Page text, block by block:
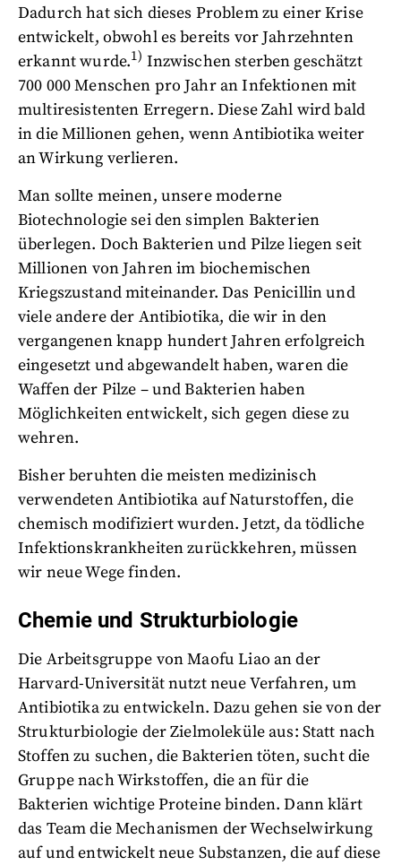
Dadurch hat sich dieses Problem zu einer Krise
entwickelt, obwohl es bereits vor Jahrzehnten
erkannt wurde.1) Inzwischen sterben geschätzt
700 000 Menschen pro Jahr an Infektionen mit
multiresistenten Erregern. Diese Zahl wird bald
in die Millionen gehen, wenn Antibiotika weiter
an Wirkung verlieren.
Man sollte meinen, unsere moderne
Biotechnologie sei den simplen Bakterien
überlegen. Doch Bakterien und Pilze liegen seit
Millionen von Jahren im biochemischen
Kriegszustand miteinander. Das Penicillin und
viele andere der Antibiotika, die wir in den
vergangenen knapp hundert Jahren erfolgreich
eingesetzt und abgewandelt haben, waren die
Waffen der Pilze – und Bakterien haben
Möglichkeiten entwickelt, sich gegen diese zu
wehren.
Bisher beruhten die meisten medizinisch
verwendeten Antibiotika auf Naturstoffen, die
chemisch modifiziert wurden. Jetzt, da tödliche
Infektionskrankheiten zurückkehren, müssen
wir neue Wege finden.
Chemie und Strukturbiologie
Die Arbeitsgruppe von Maofu Liao an der
Harvard-Universität nutzt neue Verfahren, um
Antibiotika zu entwickeln. Dazu gehen sie von der
Strukturbiologie der Zielmoleküle aus: Statt nach
Stoffen zu suchen, die Bakterien töten, sucht die
Gruppe nach Wirkstoffen, die an für die
Bakterien wichtige Proteine binden. Dann klärt
das Team die Mechanismen der Wechselwirkung
auf und entwickelt neue Substanzen, die auf diese